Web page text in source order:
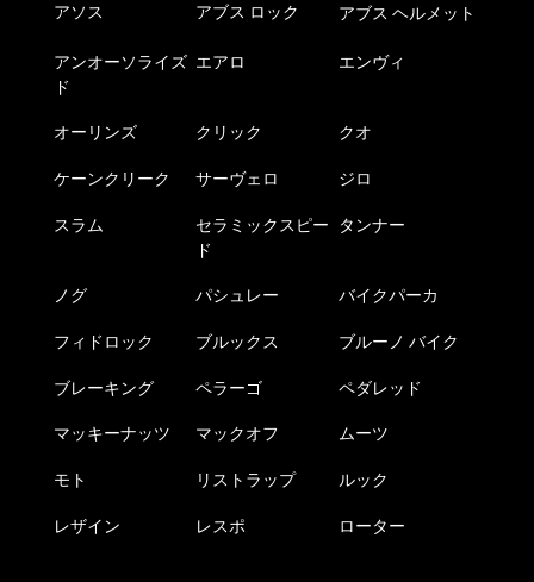
アソス アブス ロック アブス ヘルメット
アンオーソライズ
ド
エアロ エンヴィ
オーリンズ クリック クオ
ケーンクリーク サーヴェロ ジロ
スラム
セラミックスピー
ド
タンナー
ノグ パシュレー バイクパーカ
フィドロック ブルックス ブルーノ バイク
ブレーキング ペラーゴ ペダレッド
マッキーナッツ マックオフ ムーツ
モト リストラップ ルック
レザイン レスポ ローター